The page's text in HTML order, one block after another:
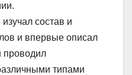
состав и
и впервые описал
проводил
типами